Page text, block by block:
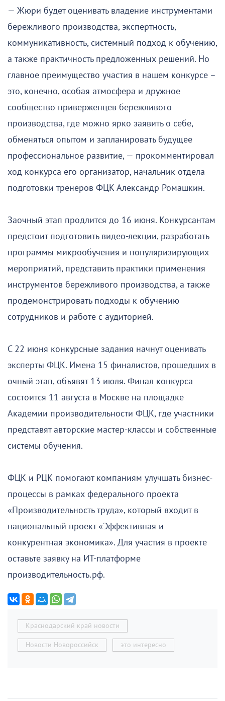
— Жюри будет оценивать владение инструментами
бережливого производства, экспертность,
коммуникативность, системный подход к обучению,
а также практичность предложенных решений. Но
главное преимущество участия в нашем конкурсе –
это, конечно, особая атмосфера и дружное
сообщество приверженцев бережливого
производства, где можно ярко заявить о себе,
обменяться опытом и запланировать будущее
профессиональное развитие, — прокомментировал
ход конкурса его организатор, начальник отдела
подготовки тренеров ФЦК Александр Ромашкин.
Заочный этап продлится до 16 июня. Конкурсантам
предстоит подготовить видео-лекции, разработать
программы микрообучения и популяризирующих
мероприятий, представить практики применения
инструментов бережливого производства, а также
продемонстрировать подходы к обучению
сотрудников и работе с аудиторией.
С 22 июня конкурсные задания начнут оценивать
эксперты ФЦК. Имена 15 финалистов, прошедших в
очный этап, объявят 13 июля. Финал конкурса
состоится 11 августа в Москве на площадке
Академии производительности ФЦК, где участники
представят авторские мастер-классы и собственные
системы обучения.
ФЦК и РЦК помогают компаниям улучшать бизнес-
процессы в рамках федерального проекта
«Производительность труда», который входит в
национальный проект «Эффективная и
конкурентная экономика». Для участия в проекте
оставьте заявку на ИТ-платформе
производительность.рф.
Краснодарский край новости
Новости Новороссийск это интересно